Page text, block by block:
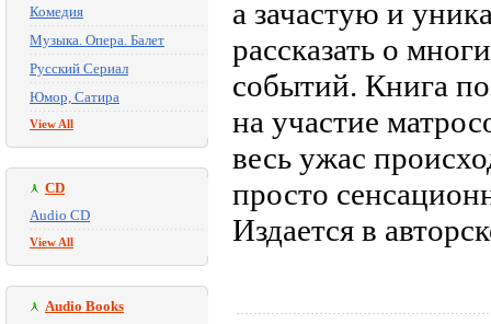
Комедия
Музыка. Опера. Балет
Русский Сериал
Юмор, Сатира
View All
CD
Audio CD
View All
Audio Books
а зачастую и
рассказать о
событий. Книга
на участие
весь ужас
просто
Издается в